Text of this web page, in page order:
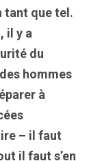
tant que tel.
il y a
du
hommes
à
– il faut
il faut s’en